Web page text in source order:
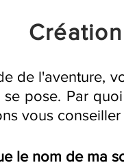
de l'aventure,
se pose. Par
vous
le nom de ma